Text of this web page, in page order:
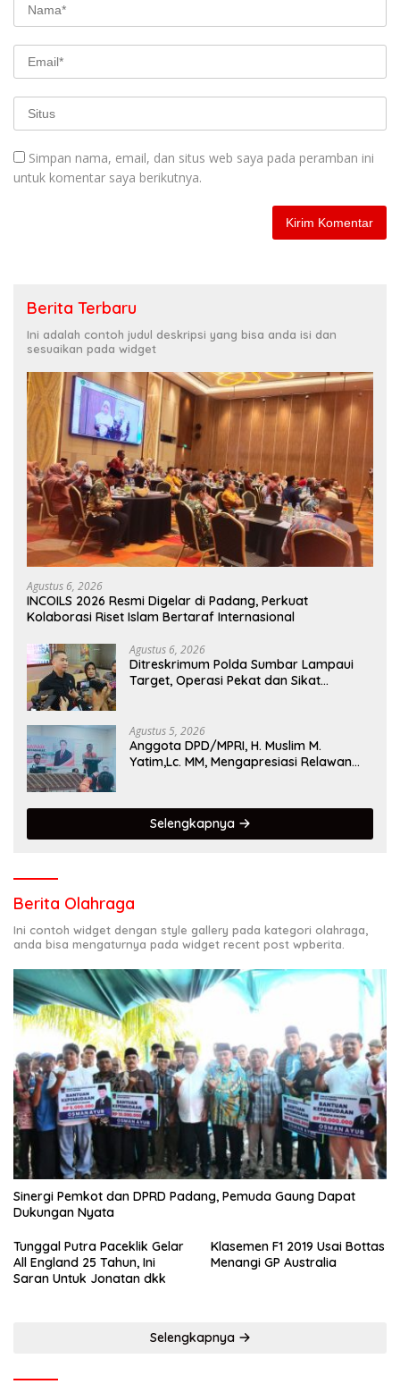
Simpan nama, email, dan situs web saya pada peramban ini
untuk komentar saya berikutnya.
Berita Terbaru
Ini adalah contoh judul deskripsi yang bisa anda isi dan
sesuaikan pada widget
Agustus 6, 2026
INCOILS 2026 Resmi Digelar di Padang, Perkuat
Kolaborasi Riset Islam Bertaraf Internasional
Agustus 6, 2026
Ditreskrimum Polda Sumbar Lampaui
Target, Operasi Pekat dan Sikat
Agustus 5, 2026
Anggota DPD/MPRI, H. Muslim M.
Yatim,Lc. MM, Mengapresiasi Relawan
Selengkapnya
Berita Olahraga
Ini contoh widget dengan style gallery pada kategori olahraga,
anda bisa mengaturnya pada widget recent post wpberita.
Sinergi Pemkot dan DPRD Padang, Pemuda Gaung Dapat
Dukungan Nyata
Tunggal Putra Paceklik Gelar
All England 25 Tahun, Ini
Saran Untuk Jonatan dkk
Klasemen F1 2019 Usai Bottas
Menangi GP Australia
Selengkapnya